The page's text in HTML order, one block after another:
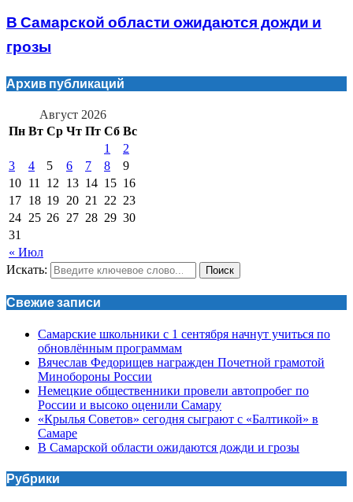
В Самарской области ожидаются дожди и
грозы
Архив публикаций
Август 2026
Пн Вт Ср Чт Пт Сб Вс
« Июл
1
2
3
4 5 6 7 8
9
10 11 12 13 14 15 16
17 18 19 20 21 22 23
24 25 26 27 28 29 30
31
Искать: Поиск
Свежие записи
Самарские школьники с 1 сентября начнут учиться по
обновлённым программам
Вячеслав Федорищев награжден Почетной грамотой
Минобороны России
Немецкие общественники провели автопробег по
России и высоко оценили Самару
«Крылья Советов» сегодня сыграют с «Балтикой» в
Самаре
В Самарской области ожидаются дожди и грозы
Рубрики